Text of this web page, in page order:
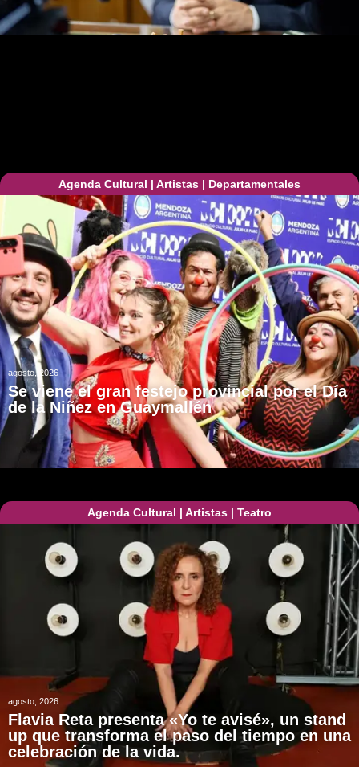
Agenda Cultural | Artistas | Departamentales
agosto, 2026
Se viene el gran festejo provincial por el Día
de la Niñez en Guaymallén
Agenda Cultural | Artistas | Teatro
agosto, 2026
Flavia Reta presenta «Yo te avisé», un stand
up que transforma el paso del tiempo en una
celebración de la vida.